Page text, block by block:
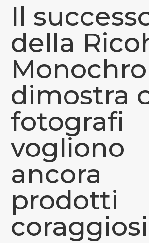
Il
della
dimostra
fotografi
vogliono
ancora
prodotti
coraggiosi